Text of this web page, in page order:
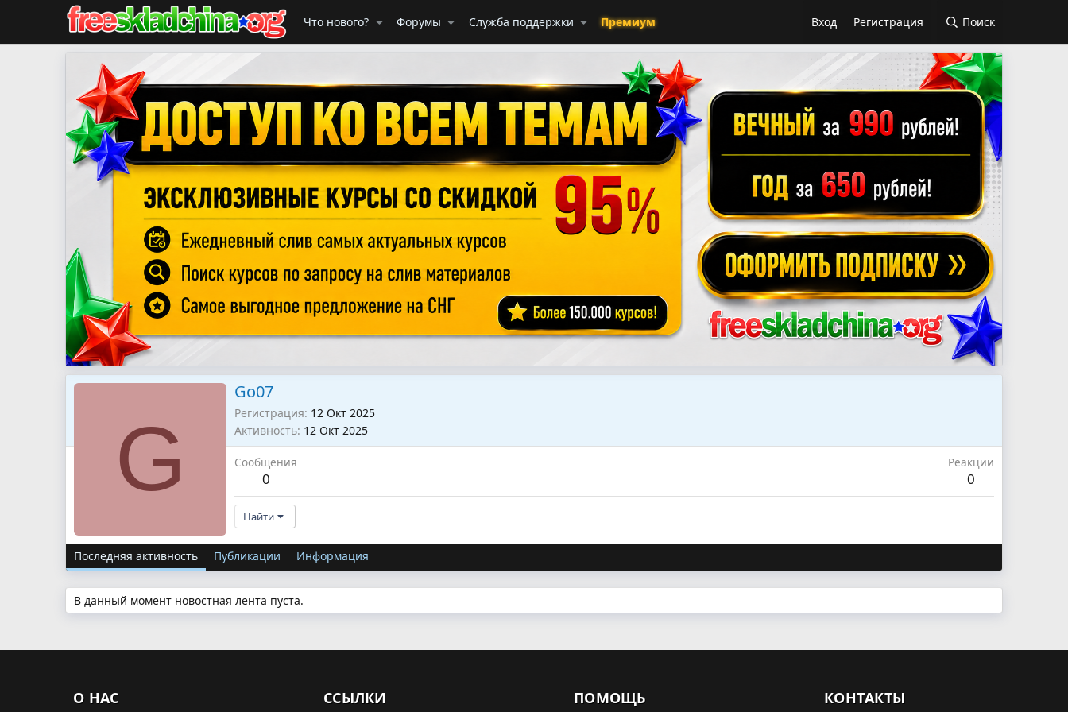
Что нового? Форумы Служба поддержки Премиум Вход Регистрация Поиск
G
Go07
Регистрация 12 Окт 2025
Активность 12 Окт 2025
Сообщения
0
Реакции
0
Найти
Последняя активность Публикации Информация
В данный момент новостная лента пуста.
О НАС ССЫЛКИ ПОМОЩЬ КОНТАКТЫ